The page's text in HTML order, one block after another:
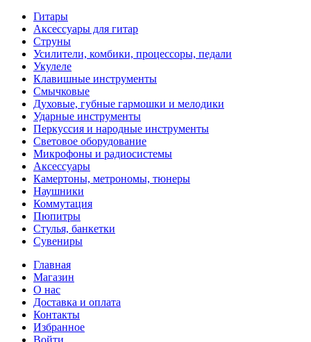
Гитары
Аксессуары для гитар
Струны
Усилители, комбики, процессоры, педали
Укулеле
Клавишные инструменты
Смычковые
Духовые, губные гармошки и мелодики
Ударные инструменты
Перкуссия и народные инструменты
Световое оборудование
Микрофоны и радиосистемы
Аксессуары
Камертоны, метрономы, тюнеры
Наушники
Коммутация
Пюпитры
Стулья, банкетки
Сувениры
Главная
Магазин
О нас
Доставка и оплата
Контакты
Избранное